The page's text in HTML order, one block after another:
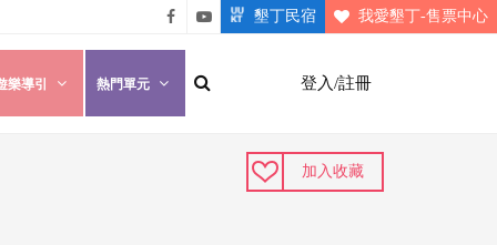
悠遊
墾丁
粉絲
墾丁
墾丁民宿 我愛墾丁-售票中心
登入/註冊
樂導引 熱門單元
加入收藏